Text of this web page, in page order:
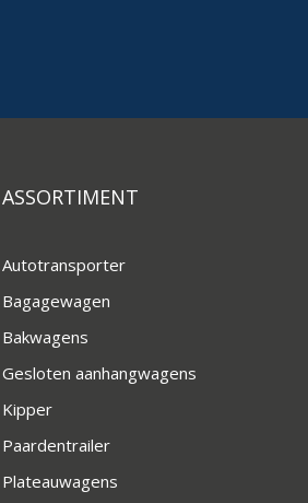
ASSORTIMENT
Autotransporter
Bagagewagen
Bakwagens
Gesloten aanhangwagens
Kipper
Paardentrailer
Plateauwagens